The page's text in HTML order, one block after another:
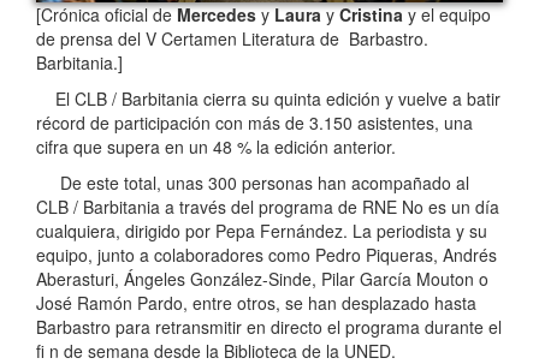
[Crónica oficial deMercedesyLaurayCristinay el equipo
de prensa del V Certamen Literatura de Barbastro.
Barbitania.]
El CLB / Barbitania cierra su quinta edición y vuelve a batir
récord de participación con más de 3.150 asistentes, una
cifra que supera en un 48 % la edición anterior.
De este total, unas 300 personas han acompañado al
CLB / Barbitania a través del programa de RNE No es un día
cualquiera, dirigido por Pepa Fernández. La periodista y su
equipo, junto a colaboradores como Pedro Piqueras, Andrés
Aberasturi, Ángeles González-Sinde, Pilar García Mouton o
José Ramón Pardo, entre otros, se han desplazado hasta
Barbastro para retransmitir en directo el programa durante el
fi n de semana desde la Biblioteca de la UNED.